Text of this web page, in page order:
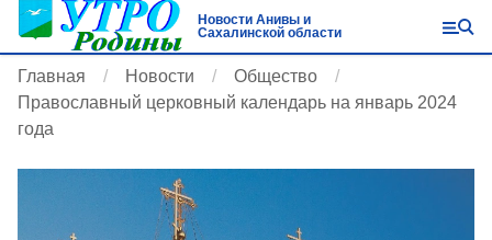
Новости Анивы и
Сахалинской области
Главная Новости
Общество
Православный церковный календарь на январь 2024
года